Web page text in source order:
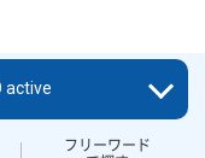
フリーワード
active